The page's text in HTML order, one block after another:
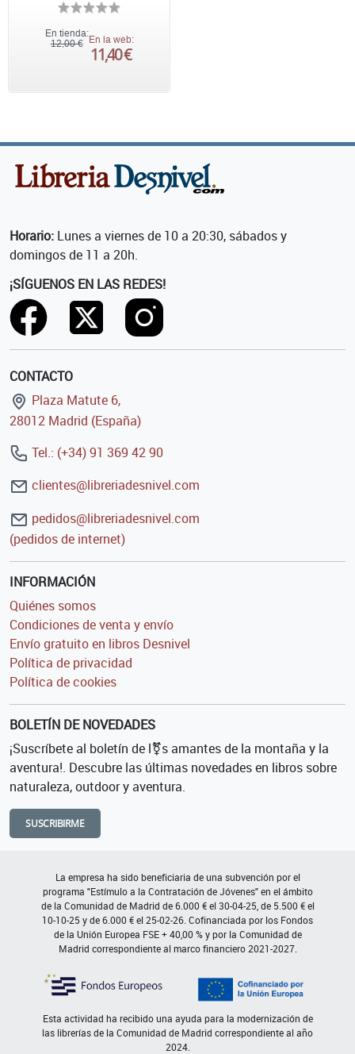
En tienda:
12,00 € En la web:
11,40 €
Horario: Lunes a viernes de 10 a 20:30, sábados y
domingos de 11 a 20h.
¡SÍGUENOS EN LAS REDES!
CONTACTO
Plaza Matute 6,
28012 Madrid (España)
Tel.: (+34) 91 369 42 90
clientes@libreriadesnivel.com
pedidos@libreriadesnivel.com
(pedidos de internet)
INFORMACIÓN
Quiénes somos
Condiciones de venta y envío
Envío gratuito en libros Desnivel
Política de privacidad
Política de cookies
BOLETÍN DE NOVEDADES
¡Suscríbete al boletín de l⚧s amantes de la montaña y la
aventura!. Descubre las últimas novedades en libros sobre
naturaleza, outdoor y aventura.
SUSCRIBIRME
La empresa ha sido beneficiaria de una subvención por el
programa "Estímulo a la Contratación de Jóvenes" en el ámbito
de la Comunidad de Madrid de 6.000 € el 30-04-25, de 5.500 € el
10-10-25 y de 6.000 € el 25-02-26. Cofinanciada por los Fondos
de la Unión Europea FSE + 40,00 % y por la Comunidad de
Madrid correspondiente al marco financiero 2021-2027.
Esta actividad ha recibido una ayuda para la modernización de
las librerías de la Comunidad de Madrid correspondiente al año
2024.